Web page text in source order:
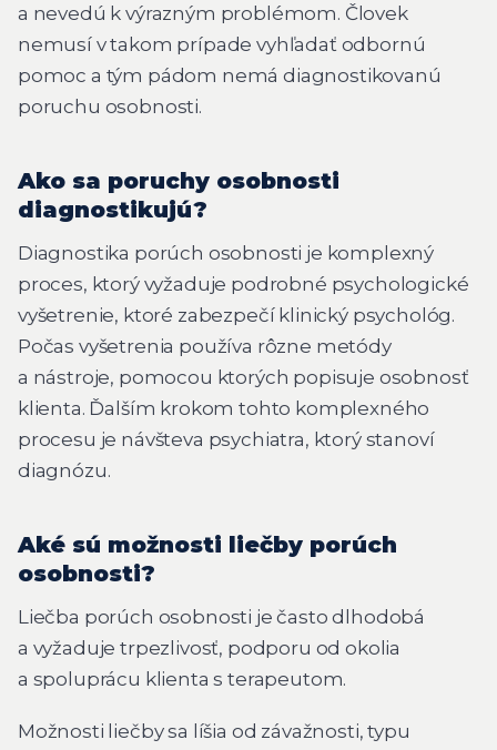
a nevedú k výrazným problémom. Človek
nemusí v takom prípade vyhľadať odbornú
pomoc a tým pádom nemá diagnostikovanú
poruchu osobnosti.
Ako sa poruchy osobnosti
diagnostikujú?
Diagnostika porúch osobnosti je komplexný
proces, ktorý vyžaduje podrobné psychologické
vyšetrenie, ktoré zabezpečí klinický psychológ.
Počas vyšetrenia používa rôzne metódy
a nástroje, pomocou ktorých popisuje osobnosť
klienta. Ďalším krokom tohto komplexného
procesu je návšteva psychiatra, ktorý stanoví
diagnózu.
Aké sú možnosti liečby porúch
osobnosti?
Liečba porúch osobnosti je často dlhodobá
a vyžaduje trpezlivosť, podporu od okolia
a spoluprácu klienta s terapeutom.
Možnosti liečby sa líšia od závažnosti, typu